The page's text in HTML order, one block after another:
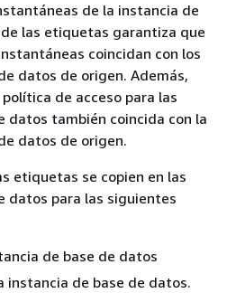
de la instancia de
las etiquetas garantiza que
coincidan con los
datos de origen. Además,
de acceso para las
datos también coincida con la
datos de origen.
etiquetas se copien en las
datos para las siguientes
de base de datos
instancia de base de datos.